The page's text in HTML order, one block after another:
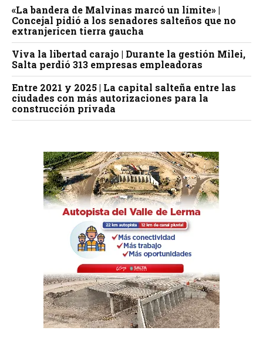
«La bandera de Malvinas marcó un límite» |
Concejal pidió a los senadores salteños que no
extranjericen tierra gaucha
Viva la libertad carajo | Durante la gestión Milei,
Salta perdió 313 empresas empleadoras
Entre 2021 y 2025 | La capital salteña entre las
ciudades con más autorizaciones para la
construcción privada